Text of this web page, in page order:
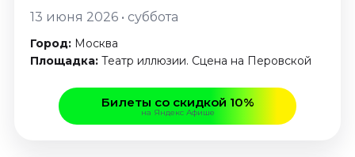
Август 2026
Октябрь 2026
Ноябрь 2026
13 июня 2026 • суббота
Город: Москва
Площадка: Театр иллюзии. Сцена на Перовской
Билеты со скидкой 10%
на Яндекс Афише